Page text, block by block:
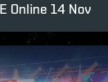
Online 14 Nov